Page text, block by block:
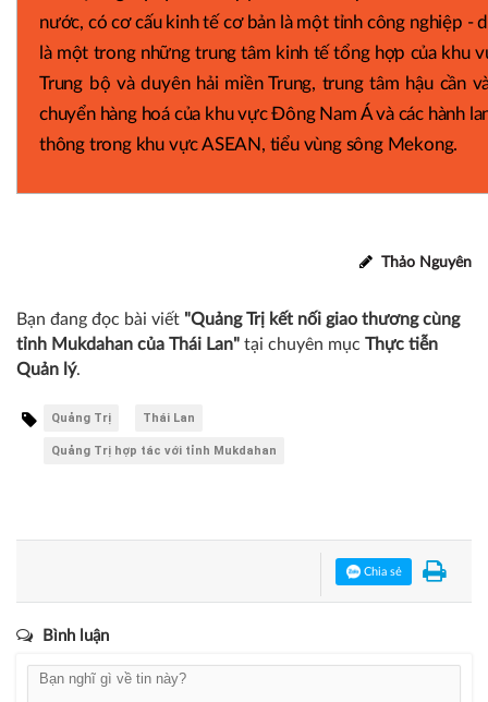
nước, có cơ cấu kinh tế cơ bản là một tỉnh công nghiệp -
là một trong những trung tâm kinh tế tổng hợp của khu
Trung bộ và duyên hải miền Trung, trung tâm hậu cần
chuyển hàng hoá của khu vực Đông Nam Á và các hành
thông trong khu vực ASEAN, tiểu vùng sông Mekong.
Thảo Nguyên
Bạn đang đọc bài viết "Quảng Trị kết nối giao thương cùng
tỉnh Mukdahan của Thái Lan" tại chuyên mục Thực tiễn
Quản lý.
Quảng Trị Thái Lan
Quảng Trị hợp tác với tỉnh Mukdahan
Chia sẻ
Bình luận